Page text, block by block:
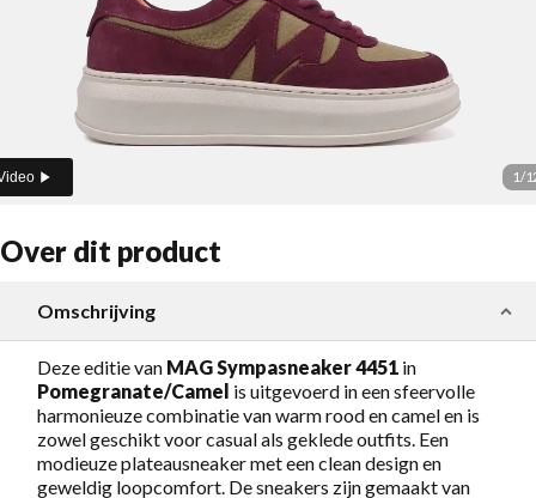
1/
Over dit product
Omschrijving
Deze editie van MAG Sympasneaker 4451 in
Pomegranate/Camel is uitgevoerd in een sfeervolle
harmonieuze combinatie van warm rood en camel en is
zowel geschikt voor casual als geklede outfits. Een
modieuze plateausneaker met een clean design en
geweldig loopcomfort. De sneakers zijn gemaakt van